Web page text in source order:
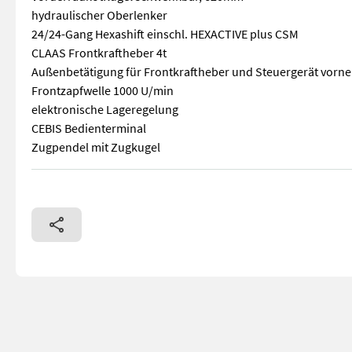
hydraulischer Oberlenker
24/24-Gang Hexashift einschl. HEXACTIVE plus CSM
CLAAS Frontkraftheber 4t
Außenbetätigung für Frontkraftheber und Steuergerät vorne
Frontzapfwelle 1000 U/min
elektronische Lageregelung
CEBIS Bedienterminal
Zugpendel mit Zugkugel
Kraftstofftank 280l + Zusatzkraftstofftank 50l 4-Pfosten